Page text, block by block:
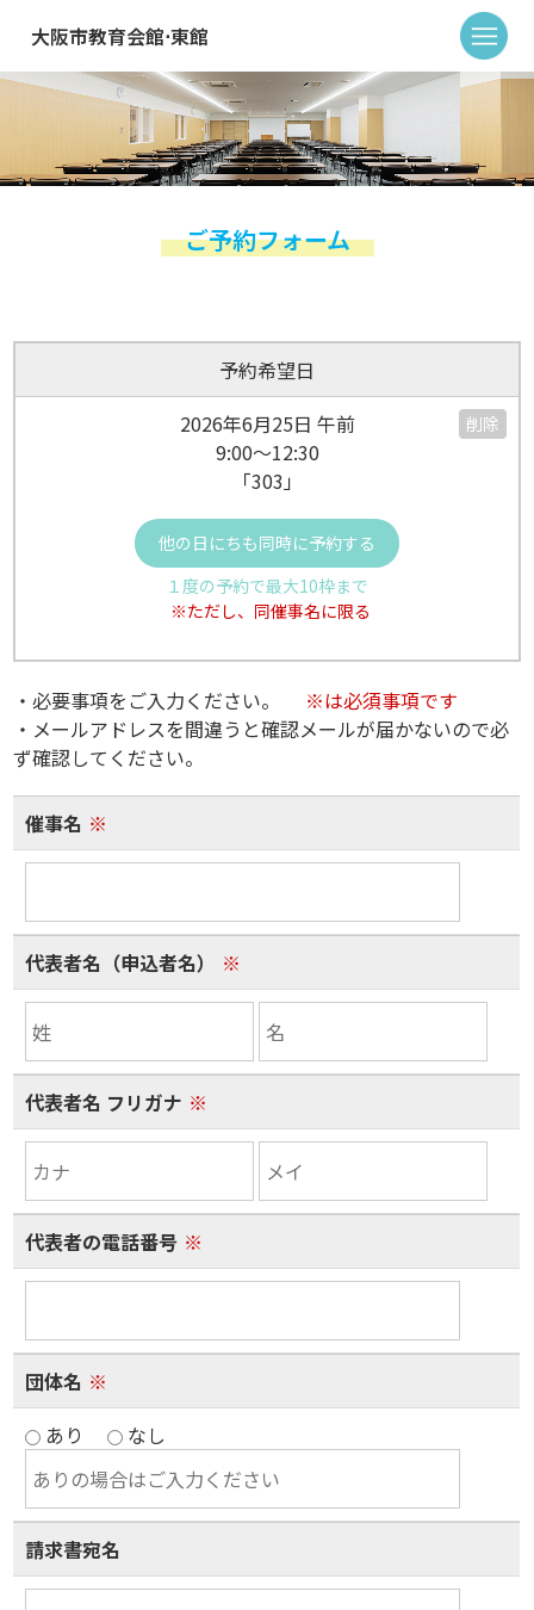
大阪市教育会館⋅東館
ご予約フォーム
予約希望日
2026年6月25日 午前
9:00～12:30
「303」
削除
他の日にちも同時に予約する
１度の予約で最大10枠まで
※ただし、同催事名に限る
・必要事項をご入力ください。
※は必須事項です
・メールアドレスを間違うと確認メールが届かないので必
ず確認してください。
催事名 ※
代表者名（申込者名） ※
代表者名 フリガナ ※
代表者の電話番号 ※
団体名 ※
あり
なし
請求書宛名